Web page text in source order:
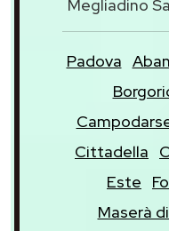
Megliadino
Padova
Cittadella
Este
Maserà